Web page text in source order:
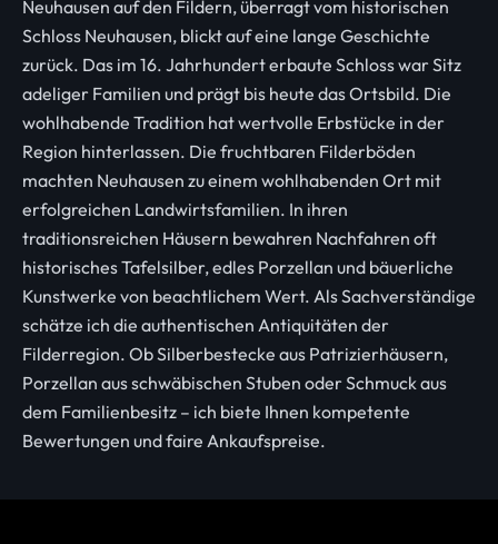
Neuhausen auf den Fildern, überragt vom historischen
Schloss Neuhausen, blickt auf eine lange Geschichte
zurück. Das im 16. Jahrhundert erbaute Schloss war Sitz
adeliger Familien und prägt bis heute das Ortsbild. Die
wohlhabende Tradition hat wertvolle Erbstücke in der
Region hinterlassen. Die fruchtbaren Filderböden
machten Neuhausen zu einem wohlhabenden Ort mit
erfolgreichen Landwirtsfamilien. In ihren
traditionsreichen Häusern bewahren Nachfahren oft
historisches Tafelsilber, edles Porzellan und bäuerliche
Kunstwerke von beachtlichem Wert. Als Sachverständige
schätze ich die authentischen Antiquitäten der
Filderregion. Ob Silberbestecke aus Patrizierhäusern,
Porzellan aus schwäbischen Stuben oder Schmuck aus
dem Familienbesitz – ich biete Ihnen kompetente
Bewertungen und faire Ankaufspreise.